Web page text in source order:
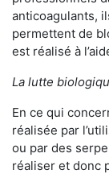
anticoagulants,
permettent de
est réalisé à
La lutte
En ce qui
réalisée par
ou par des
réaliser et donc